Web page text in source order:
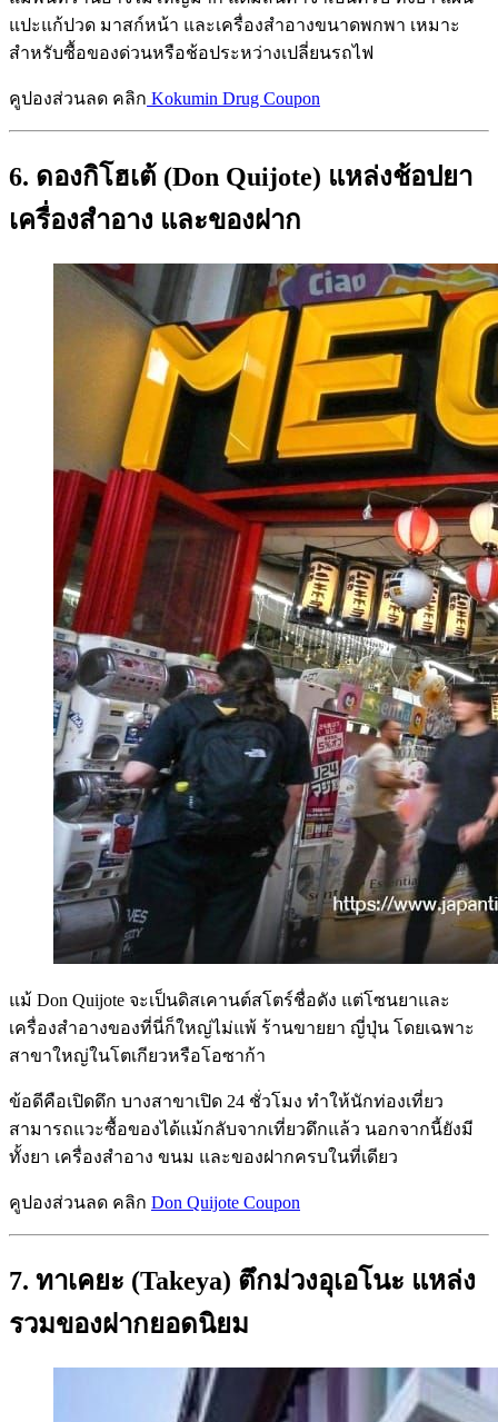
แปะแก้ปวด มาสก์หน้า และเครื่องสำอางขนาดพกพา เหมาะ
สำหรับซื้อของด่วนหรือช้อประหว่างเปลี่ยนรถไฟ
คูปองส่วนลด คลิก Kokumin Drug Coupon
6. ดองกิโฮเต้ (Don Quijote) แหล่งช้อปยา
เครื่องสำอาง และของฝาก
แม้ Don Quijote จะเป็นดิสเคานต์สโตร์ชื่อดัง แต่โซนยาและ
เครื่องสำอางของที่นี่ก็ใหญ่ไม่แพ้ ร้านขายยา ญี่ปุ่น โดยเฉพาะ
สาขาใหญ่ในโตเกียวหรือโอซาก้า
ข้อดีคือเปิดดึก บางสาขาเปิด 24 ชั่วโมง ทำให้นักท่องเที่ยว
สามารถแวะซื้อของได้แม้กลับจากเที่ยวดึกแล้ว นอกจากนี้ยังมี
ทั้งยา เครื่องสำอาง ขนม และของฝากครบในที่เดียว
คูปองส่วนลด คลิก Don Quijote Coupon
7. ทาเคยะ (Takeya) ตึกม่วงอุเอโนะ แหล่ง
รวมของฝากยอดนิยม